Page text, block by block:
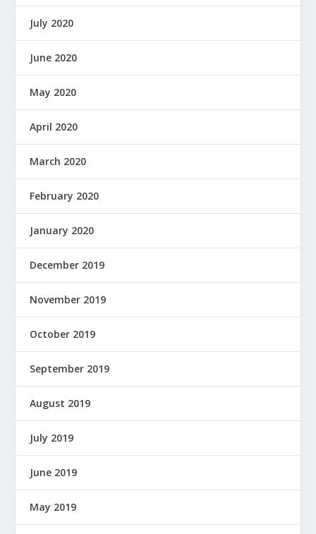
July 2020
June 2020
May 2020
April 2020
March 2020
February 2020
January 2020
December 2019
November 2019
October 2019
September 2019
August 2019
July 2019
June 2019
May 2019